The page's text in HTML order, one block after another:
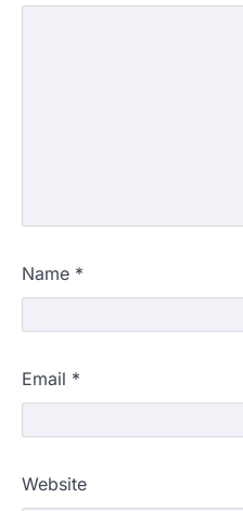
Name *
Email *
Website